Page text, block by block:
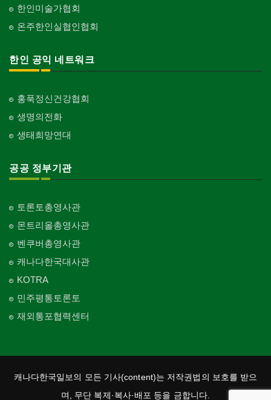
한인미술가협회
온주한인실협인협회
한인 공익 네트워크
홍푹정신건강협회
생명의전화
생태희망연대
공공 정부기관
토론토총영사관
몬트리올총영사관
벤쿠버총영사관
캐나다한국대사관
KOTRA
민주평통토론토
재외통포협력센터
캐나다한국일보의 모든 기사(content)는 저작권법의 보호를 받으
며, 무단 복제·복사·배포 등을 금합니다.